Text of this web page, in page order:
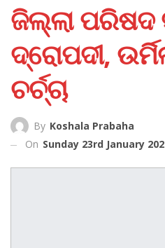
ଜିଲ୍ଲା ପରିଷଦ
ଦ୍ରୋପଦୀ,
ଚର୍ଚ୍ଚା
By Koshala Prabaha
On Sunday 23rd January